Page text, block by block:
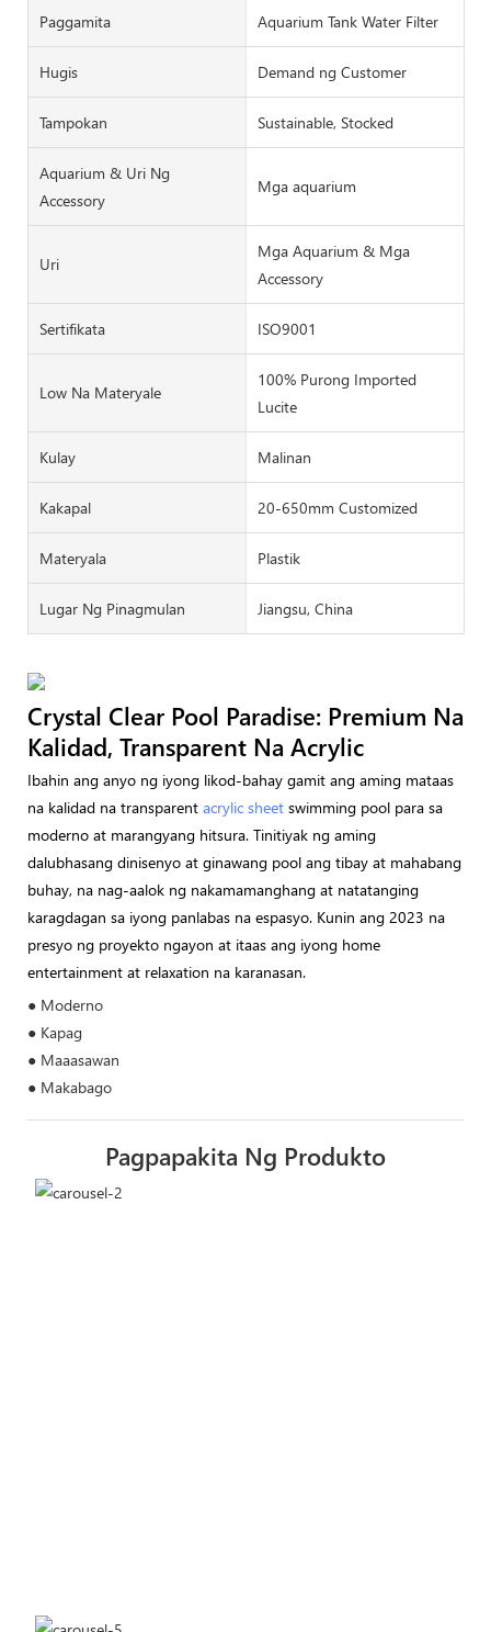
Paggamita Aquarium Tank Water Filter
Hugis Demand ng Customer
Tampokan Sustainable, Stocked
Aquarium & Uri Ng
Accessory
Mga aquarium
Uri
Mga Aquarium & Mga
Accessory
Sertifikata ISO9001
Low Na Materyale
100% Purong Imported
Lucite
Kulay Malinan
Kakapal 20-650mm Customized
Materyala Plastik
Lugar Ng Pinagmulan Jiangsu, China
Crystal Clear Pool Paradise: Premium Na
Kalidad, Transparent Na Acrylic
Ibahin ang anyo ng iyong likod-bahay gamit ang aming mataas
na kalidad na transparent acrylic sheet swimming pool para sa
moderno at marangyang hitsura. Tinitiyak ng aming
dalubhasang dinisenyo at ginawang pool ang tibay at mahabang
buhay, na nag-aalok ng nakamamanghang at natatanging
karagdagan sa iyong panlabas na espasyo. Kunin ang 2023 na
presyo ng proyekto ngayon at itaas ang iyong home
entertainment at relaxation na karanasan.
● Moderno
● Kapag
● Maaasawan
● Makabago
Pagpapakita Ng Produkto